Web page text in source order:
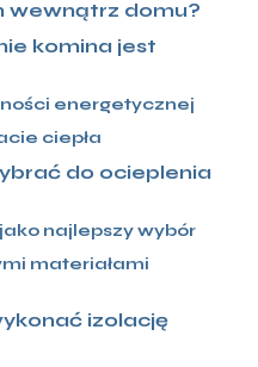
wewnątrz domu?
komina jest
energetycznej
ciepła
do ocieplenia
najlepszy wybór
materiałami
izolację